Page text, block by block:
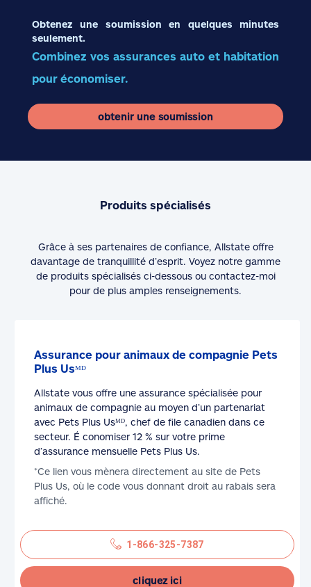
Obtenez une soumission en quelques minutes
seulement.
Combinez vos assurances auto et habitation
pour économiser.
obtenir une soumission
Produits spécialisés
Grâce à ses partenaires de confiance, Allstate offre
davantage de tranquillité d’esprit. Voyez notre gamme
de produits spécialisés ci-dessous ou contactez-moi
pour de plus amples renseignements.
Assurance pour animaux de compagnie Pets
Plus Usᴹᴰ
Allstate vous offre une assurance spécialisée pour
animaux de compagnie au moyen d’un partenariat
avec Pets Plus Usᴹᴰ, chef de file canadien dans ce
secteur. É conomiser 12 % sur votre prime
d’assurance mensuelle Pets Plus Us.
*Ce lien vous mènera directement au site de Pets
Plus Us, où le code vous donnant droit au rabais sera
affiché.
1-866-325-7387
cliquez ici